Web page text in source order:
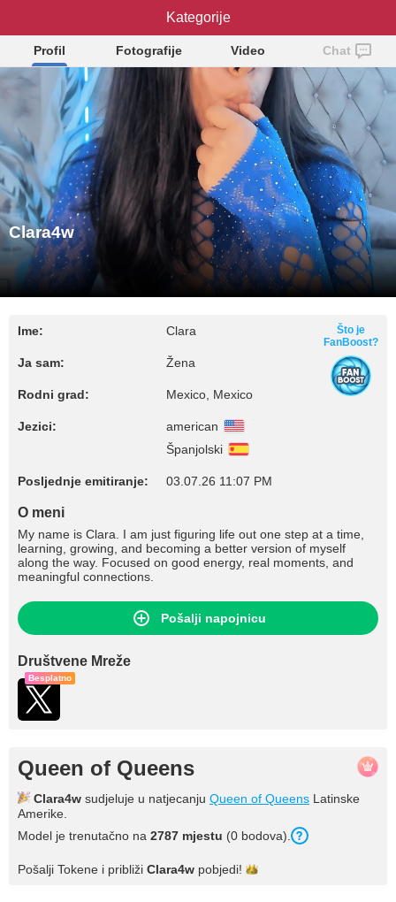
Clara4w
Profil Fotografije Video Chat
Clara4w
Ime: Clara
Ja sam: Žena
Rodni grad: Mexico, Mexico
Jezici:
american
Španjolski
Posljednje emitiranje: 03.07.26 11:07 PM
Što je
FanBoost?
O meni
My name is Clara. I am just figuring life out one step at a time,
learning, growing, and becoming a better version of myself
along the way. Focused on good energy, real moments, and
meaningful connections.
Pošalji napojnicu
Društvene Mreže
Besplatno
Queen of Queens
Clara4w sudjeluje u natjecanju Queen of Queens Latinske
Amerike.
Model je trenutačno na 2787 mjestu (0 bodova).
Pošalji Tokene i približi Clara4w pobjedi!
Kategorije